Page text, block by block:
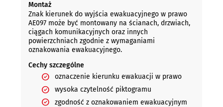
Montaż
Znak kierunek do wyjścia ewakuacyjnego w prawo
AE097 może być montowany na ścianach, drzwiach,
ciągach komunikacyjnych oraz innych
powierzchniach zgodnie z wymaganiami
oznakowania ewakuacyjnego.
Cechy szczególne
oznaczenie kierunku ewakuacji w prawo
wysoka czytelność piktogramu
zgodność z oznakowaniem ewakuacyjnym